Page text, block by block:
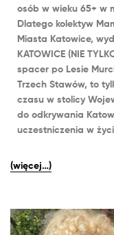
osób w wieku 65+ w
Dlatego kolektyw
Miasta Katowice,
KATOWICE (NIE
spacer po Lesie
Trzech Stawów, to
czasu w stolicy
do odkrywania
uczestniczenia w
(więcej…)